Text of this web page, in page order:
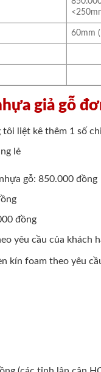
60mm
giả gỗ
liệt kê thêm 1 số
lẻ
gỗ: 850.000 đồng
đồng
yêu cầu của khách
kín foam theo yêu